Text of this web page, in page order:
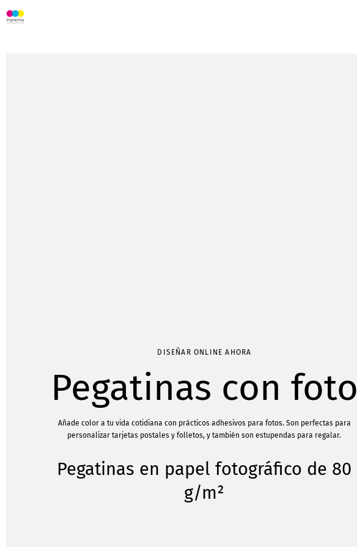
DISEÑAR ONLINE AHORA
Pegatinas con foto
Añade color a tu vida cotidiana con prácticos adhesivos para fotos. Son perfectas para
personalizar tarjetas postales y folletos, y también son estupendas para regalar.
Pegatinas en papel fotográfico de 80
g/m²